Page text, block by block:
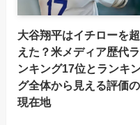
大谷翔平はイチローを超
えた？米メディア歴代ラ
ンキング17位とランキ
グ全体から見える評価の
現在地